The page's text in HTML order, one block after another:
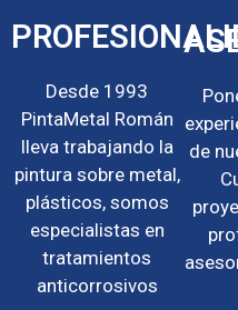
Desde 1993
PintaMetal Román
lleva trabajando la
pintura sobre metal,
plásticos, somos
especialistas en
tratamientos
anticorrosivos
de